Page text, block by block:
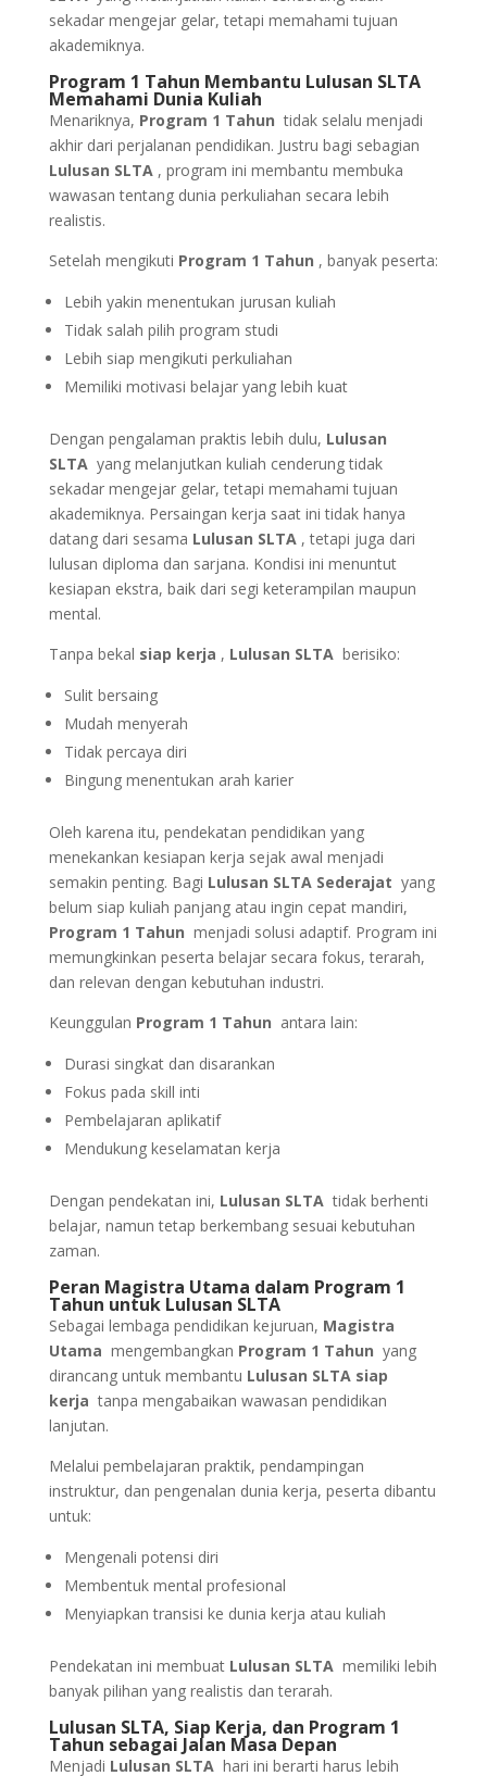
sekadar mengejar gelar, tetapi memahami tujuan
akademiknya.
Program 1 Tahun Membantu Lulusan SLTA
Memahami Dunia Kuliah
Menariknya, Program 1 Tahun tidak selalu menjadi
akhir dari perjalanan pendidikan. Justru bagi sebagian
Lulusan SLTA , program ini membantu membuka
wawasan tentang dunia perkuliahan secara lebih
realistis.
Setelah mengikuti Program 1 Tahun , banyak peserta:
Lebih yakin menentukan jurusan kuliah
Tidak salah pilih program studi
Lebih siap mengikuti perkuliahan
Memiliki motivasi belajar yang lebih kuat
Dengan pengalaman praktis lebih dulu, Lulusan
SLTA yang melanjutkan kuliah cenderung tidak
sekadar mengejar gelar, tetapi memahami tujuan
akademiknya. Persaingan kerja saat ini tidak hanya
datang dari sesama Lulusan SLTA , tetapi juga dari
lulusan diploma dan sarjana. Kondisi ini menuntut
kesiapan ekstra, baik dari segi keterampilan maupun
mental.
Tanpa bekal siap kerja , Lulusan SLTA berisiko:
Sulit bersaing
Mudah menyerah
Tidak percaya diri
Bingung menentukan arah karier
Oleh karena itu, pendekatan pendidikan yang
menekankan kesiapan kerja sejak awal menjadi
semakin penting. Bagi Lulusan SLTA Sederajat yang
belum siap kuliah panjang atau ingin cepat mandiri,
Program 1 Tahun menjadi solusi adaptif. Program ini
memungkinkan peserta belajar secara fokus, terarah,
dan relevan dengan kebutuhan industri.
Keunggulan Program 1 Tahun antara lain:
Durasi singkat dan disarankan
Fokus pada skill inti
Pembelajaran aplikatif
Mendukung keselamatan kerja
Dengan pendekatan ini, Lulusan SLTA tidak berhenti
belajar, namun tetap berkembang sesuai kebutuhan
zaman.
Peran Magistra Utama dalam Program 1
Tahun untuk Lulusan SLTA
Sebagai lembaga pendidikan kejuruan, Magistra
Utama mengembangkan Program 1 Tahun yang
dirancang untuk membantu Lulusan SLTA siap
kerja tanpa mengabaikan wawasan pendidikan
lanjutan.
Melalui pembelajaran praktik, pendampingan
instruktur, dan pengenalan dunia kerja, peserta dibantu
untuk:
Mengenali potensi diri
Membentuk mental profesional
Menyiapkan transisi ke dunia kerja atau kuliah
Pendekatan ini membuat Lulusan SLTA memiliki lebih
banyak pilihan yang realistis dan terarah.
Lulusan SLTA, Siap Kerja, dan Program 1
Tahun sebagai Jalan Masa Depan
Menjadi Lulusan SLTA hari ini berarti harus lebih